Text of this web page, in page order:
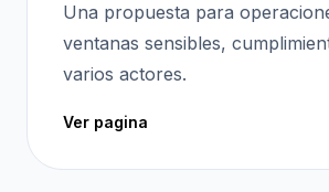
Una propuesta para
ventanas sensibles,
varios actores.
Ver pagina